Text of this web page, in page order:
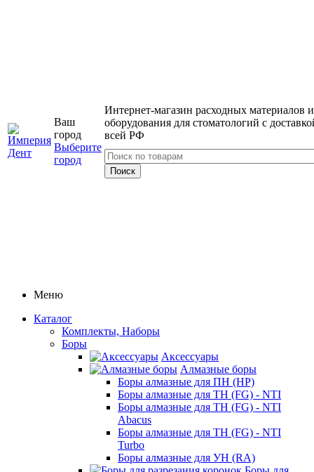
Ваш
город
Выберите
город
Интернет-магазин расходных материалов и
оборудования для стоматологий с
всей РФ
Меню
Каталог
Комплекты, Наборы
Боры
Аксессуары
Алмазные боры
Боры алмазные для ПН (HP)
Боры алмазные для ТН (FG) - NTI
Боры алмазные для ТН (FG) - NTI
Abacus
Боры алмазные для ТН (FG) - NTI
Turbo
Боры алмазные для УН (RA)